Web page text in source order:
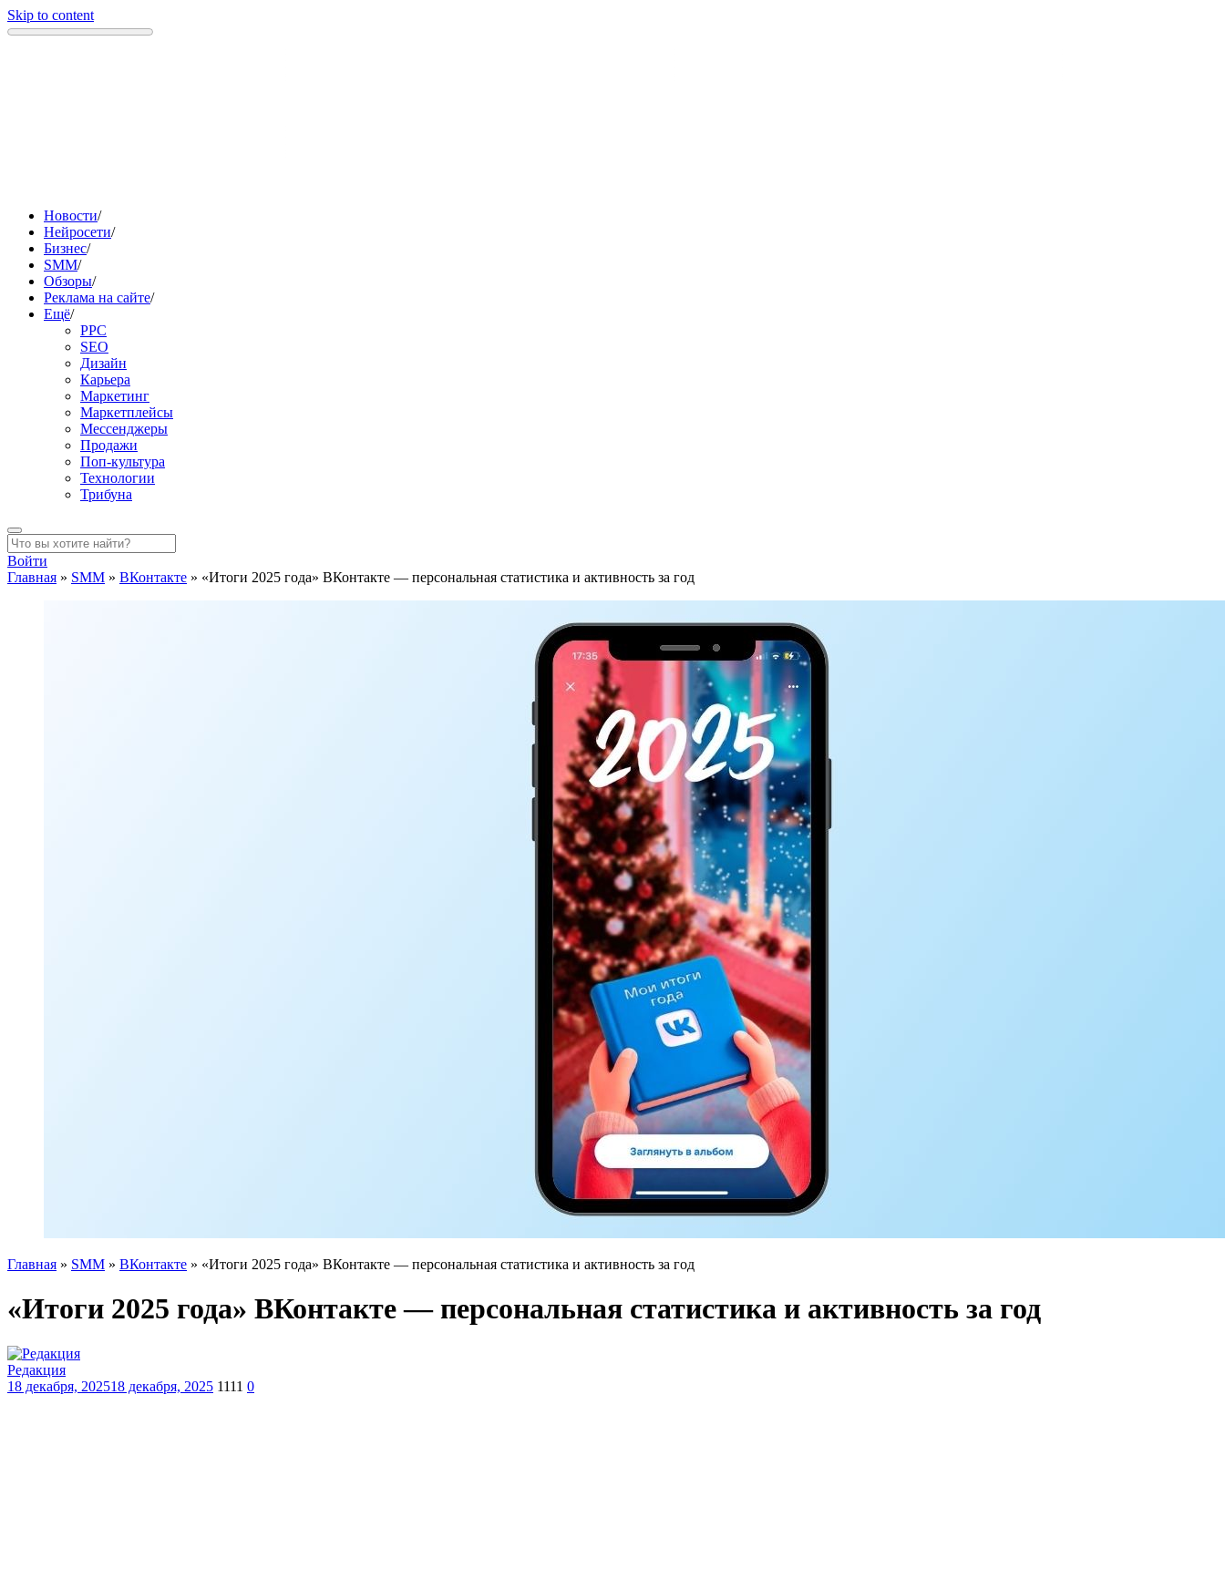
Skip to content
Новости/
Нейросети/
Бизнес/
SMM/
Обзоры/
Реклама на сайте/
Ещё/
PPC
SEO
Дизайн
Карьера
Маркетинг
Маркетплейсы
Мессенджеры
Продажи
Поп-культура
Технологии
Трибуна
Войти
Главная » SMM » ВКонтакте » «Итоги 2025 года» ВКонтакте — персональная статистика и активность за год
Главная » SMM » ВКонтакте » «Итоги 2025 года» ВКонтакте — персональная статистика и активность за год
«Итоги 2025 года» ВКонтакте — персональная статистика и активность за год
Редакция
18 декабря, 202518 декабря, 2025 1111 0